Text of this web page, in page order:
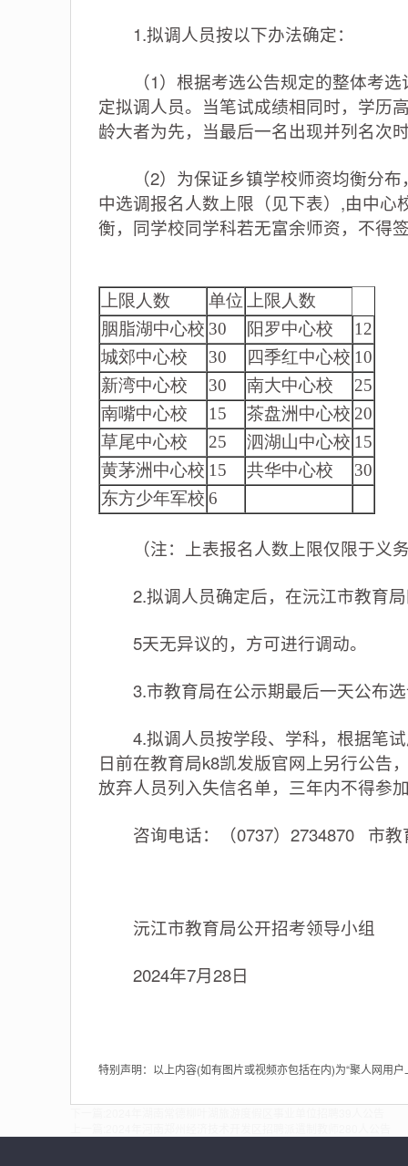
1.拟调人员按以下办法确定：
（1）根据考选公告规定的整体考选
定拟调人员。当笔试成绩相同时，学历
龄大者为先，当最后一名出现并列名次
（2）为保证乡镇学校师资均衡分布
中选调报名人数上限（见下表）,由中
衡，同学校同学科若无富余师资，不得
上限人数 单位
上限人数
胭脂湖中心校 30 阳罗中心校
12
城郊中心校
30 四季红中心校 10
新湾中心校
30 南大中心校
25
南嘴中心校
15 茶盘洲中心校 20
草尾中心校
25 泗湖山中心校 15
黄茅洲中心校 15 共华中心校
30
东方少年军校 6
（注：上表报名人数上限仅限于义
2.拟调人员确定后，在沅江市教育局
5天无异议的，方可进行调动。
3.市教育局在公示期最后一天公布选
4.拟调人员按学段、学科，根据笔试
日前在教育局k8凯发版官网上另行公告
放弃人员列入失信名单，三年内不得参
咨询电话：（0737）2734870 市教
沅江市教育局公开招考领导小组
2024年7月28日
特别声明：以上内容(如有图片或视频亦包括在内)为“聚人网用